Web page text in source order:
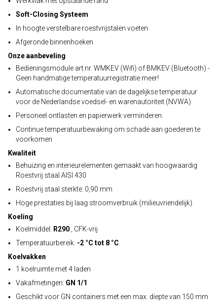
Soft-Closing Systeem
In hoogte verstelbare roestvrijstalen voeten
Afgeronde binnenhoeken
Onze aanbeveling
Bedieningsmodule art.nr. WMKEV (Wifi) of BMKEV (Bluetooth) -
Geen handmatige temperatuurregistratie meer!
Automatische documentatie van de dagelijkse temperatuur
voor de Nederlandse voedsel- en warenautoriteit (NVWA)
Personeel ontlasten en papierwerk verminderen
Continue temperatuurbewaking om schade aan goederen te
voorkomen
Kwaliteit
Behuizing en interieurelementen gemaakt van hoogwaardig
Roestvrij staal AISI 430
Roestvrij staal sterkte: 0,90 mm
Hoge prestaties bij laag stroomverbruik (milieuvriendelijk)
Koeling
Koelmiddel: R290
, CFK-vrij
Temperatuurbereik: -2 °C tot 8 °C
Koelvakken
1 koelruimte met 4 laden
Vakafmetingen: GN 1/1
Geschikt voor GN containers met een max. diepte van 150 mm